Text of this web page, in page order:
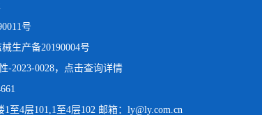
号
生产备20190004号
-2023-0028，点击查询详情
至4层101,1至4层102 邮箱：ly@ly.com.cn